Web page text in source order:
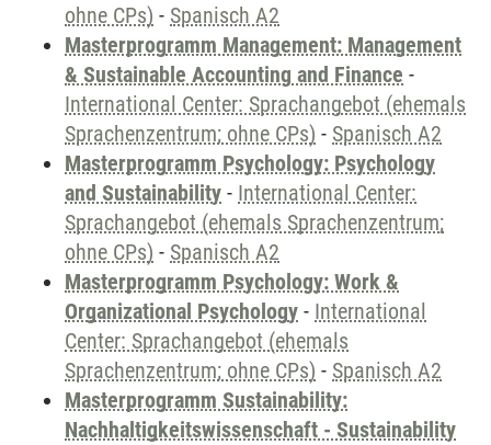
ohne CPs) - Spanisch A2
Masterprogramm Management: Management
& Sustainable Accounting and Finance -
International Center: Sprachangebot (ehemals
Sprachenzentrum; ohne CPs) - Spanisch A2
Masterprogramm Psychology: Psychology
and Sustainability - International Center:
Sprachangebot (ehemals Sprachenzentrum;
ohne CPs) - Spanisch A2
Masterprogramm Psychology: Work &
Organizational Psychology - International
Center: Sprachangebot (ehemals
Sprachenzentrum; ohne CPs) - Spanisch A2
Masterprogramm Sustainability:
Nachhaltigkeitswissenschaft - Sustainability